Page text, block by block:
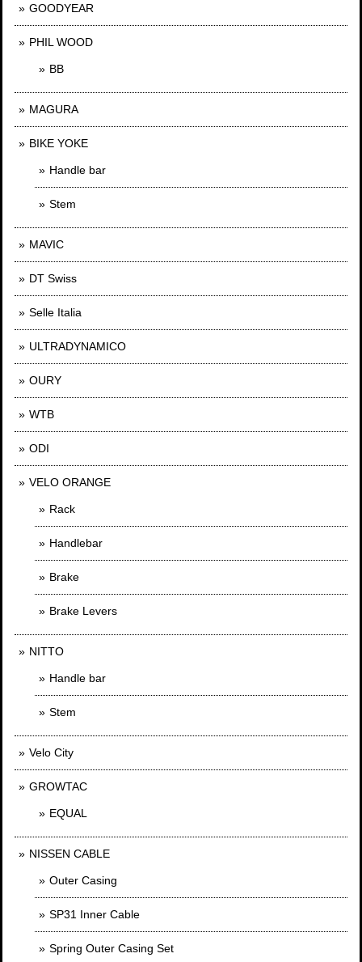
GOODYEAR
PHIL WOOD
BB
MAGURA
BIKE YOKE
Handle bar
Stem
MAVIC
DT Swiss
Selle Italia
ULTRADYNAMICO
OURY
WTB
ODI
VELO ORANGE
Rack
Handlebar
Brake
Brake Levers
NITTO
Handle bar
Stem
Velo City
GROWTAC
EQUAL
NISSEN CABLE
Outer Casing
SP31 Inner Cable
Spring Outer Casing Set